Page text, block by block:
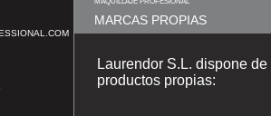
MAQUILLAJE PROFESIONAL
MARCAS PROPIAS
Laurendor S.L. dispone
productos propias: